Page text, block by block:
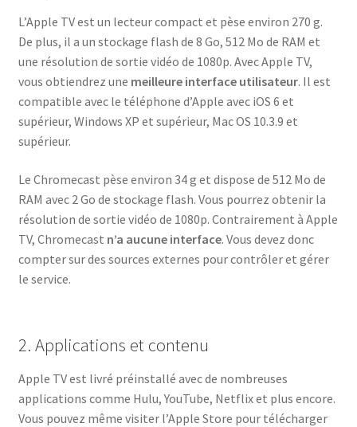
L’Apple TV est un lecteur compact et pèse environ 270 g.
De plus, il a un stockage flash de 8 Go, 512 Mo de RAM et
une résolution de sortie vidéo de 1080p. Avec Apple TV,
vous obtiendrez une meilleure interface utilisateur. Il est
compatible avec le téléphone d’Apple avec iOS 6 et
supérieur, Windows XP et supérieur, Mac OS 10.3.9 et
supérieur.
Le Chromecast pèse environ 34 g et dispose de 512 Mo de
RAM avec 2 Go de stockage flash. Vous pourrez obtenir la
résolution de sortie vidéo de 1080p. Contrairement à Apple
TV, Chromecast n’a aucune interface. Vous devez donc
compter sur des sources externes pour contrôler et gérer
le service.
2. Applications et contenu
Apple TV est livré préinstallé avec de nombreuses
applications comme Hulu, YouTube, Netflix et plus encore.
Vous pouvez même visiter l’Apple Store pour télécharger